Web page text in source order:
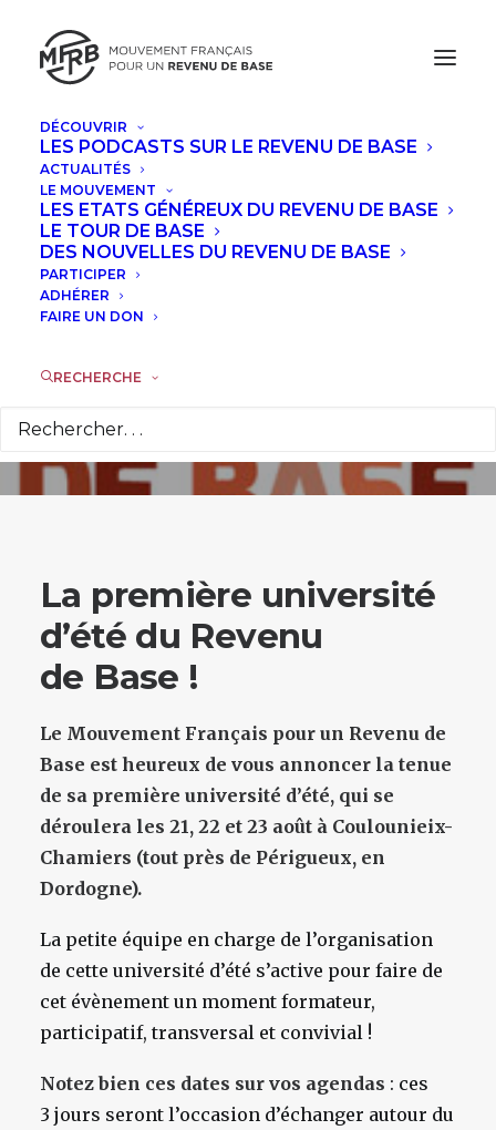
DÉCOUVRIR
LES PODCASTS SUR LE REVENU DE BASE
ACTUALITÉS
LE MOUVEMENT
LES ETATS GÉNÉREUX DU REVENU DE BASE
LE TOUR DE BASE
DES NOUVELLES DU REVENU DE BASE
PARTICIPER
ADHÉRER
FAIRE UN DON
RECHERCHE
La première
université d’été du
Revenu de Base (21-
La première université
d’été du Revenu
de Base !
Le Mouvement Français pour un Revenu de
Base est heureux de vous annoncer la tenue
de sa première université d’été, qui se
déroulera les 21, 22 et 23 août à Coulounieix-
Chamiers (tout près de Périgueux, en
Dordogne).
La petite équipe en charge de l’organisation
de cette université d’été s’active pour faire de
cet évènement un moment formateur,
participatif, transversal et convivial !
Notez bien ces dates sur vos agendas : ces
3 jours seront l’occasion d’échanger autour du